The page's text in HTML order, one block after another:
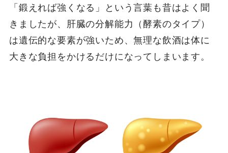
「鍛えれば強くなる」という言葉も昔はよく聞
きましたが、肝臓の分解能力（酵素のタイプ）
は遺伝的な要素が強いため、無理な飲酒は体に
大きな負担をかけるだけになってしまいます。